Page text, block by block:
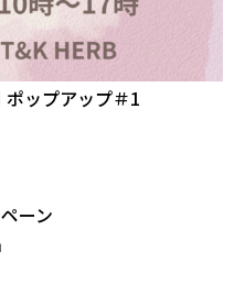
ップアップ＃1
ーン